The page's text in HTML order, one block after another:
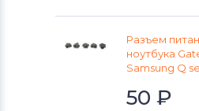
Разъемы питания для
Разъемы питания для
Разъем
ноутбука
Samsung Q
50 ₽